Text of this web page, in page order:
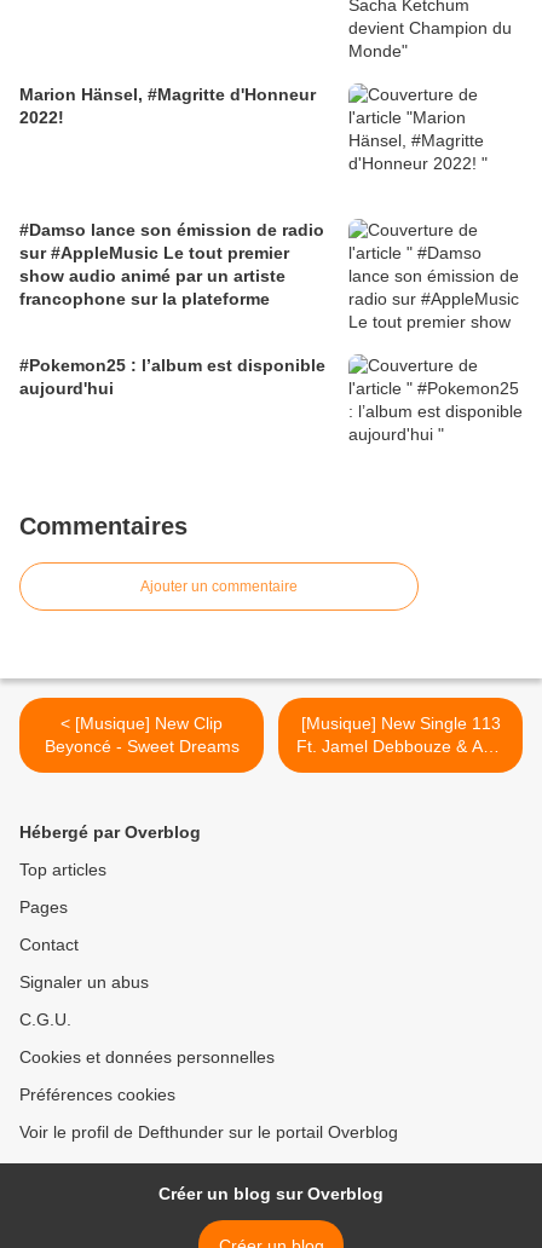
Marion Hänsel, #Magritte d'Honneur
2022!
#Damso lance son émission de radio
sur #AppleMusic Le tout premier
show audio animé par un artiste
francophone sur la plateforme
#Pokemon25 : l’album est disponible
aujourd'hui
Commentaires
Ajouter un commentaire
< [Musique] New Clip
Beyoncé - Sweet Dreams
[Musique] New Single 113
Ft. Jamel Debbouze & Awa
Imani - Celebration >
Hébergé par Overblog
Top articles
Pages
Contact
Signaler un abus
C.G.U.
Cookies et données personnelles
Préférences cookies
Voir le profil de Defthunder sur le portail Overblog
Créer un blog sur Overblog